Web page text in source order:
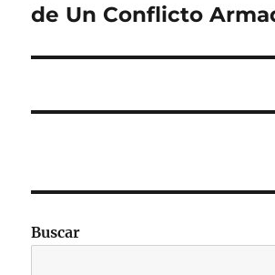
de Un Conflicto
Buscar